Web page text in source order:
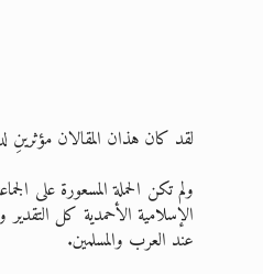
لقد كان هذان المقالان مؤثرينِ
ولم تكن الحملة المسعورة على
الإسلامية الأحمدية كل
عند العرب والمسلمين.